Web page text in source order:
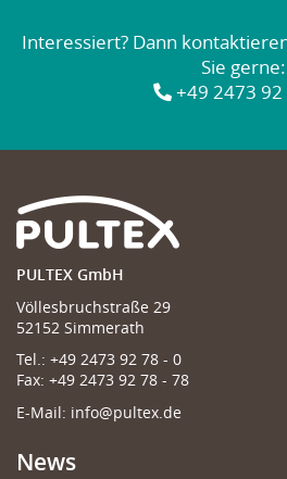
Interessiert? Dann
Sie gerne:
+49 2473 92
PULTEX GmbH
Völlesbruchstraße 29
52152 Simmerath
Tel.: +49 2473 92 78 - 0
Fax: +49 2473 92 78 - 78
E-Mail: info@pultex.de
News